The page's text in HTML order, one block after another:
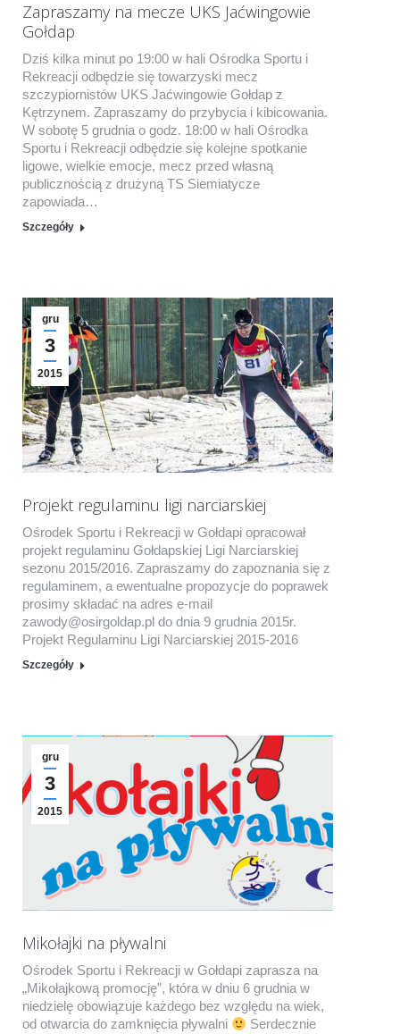
Zapraszamy na mecze UKS Jaćwingowie
Gołdap
Dziś kilka minut po 19:00 w hali Ośrodka Sportu i
Rekreacji odbędzie się towarzyski mecz
szczypiornistów UKS Jaćwingowie Gołdap z
Kętrzynem. Zapraszamy do przybycia i kibicowania.
W sobotę 5 grudnia o godz. 18:00 w hali Ośrodka
Sportu i Rekreacji odbędzie się kolejne spotkanie
ligowe, wielkie emocje, mecz przed własną
publicznością z drużyną TS Siemiatycze
zapowiada…
Szczegóły
gru
3
2015
Projekt regulaminu ligi narciarskiej
Ośrodek Sportu i Rekreacji w Gołdapi opracował
projekt regulaminu Gołdapskiej Ligi Narciarskiej
sezonu 2015/2016. Zapraszamy do zapoznania się z
regulaminem, a ewentualne propozycje do poprawek
prosimy składać na adres e-mail
zawody@osirgoldap.pl do dnia 9 grudnia 2015r.
Projekt Regulaminu Ligi Narciarskiej 2015-2016
Szczegóły
gru
3
2015
Mikołajki na pływalni
Ośrodek Sportu i Rekreacji w Gołdapi zaprasza na
„Mikołajkową promocję”, która w dniu 6 grudnia w
niedzielę obowiązuje każdego bez względu na wiek,
od otwarcia do zamknięcia pływalni
Serdecznie